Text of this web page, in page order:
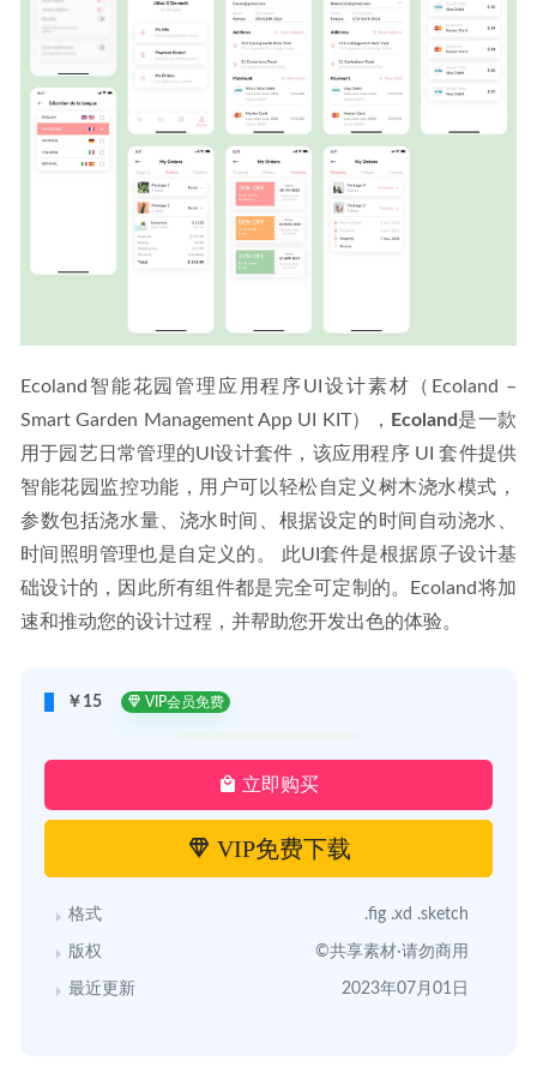
Ecoland智能花园管理应用程序UI设计素材（Ecoland –
Smart Garden Management App UI KIT）， Ecoland是一款
用于园艺日常管理的UI设计套件，该应用程序 UI 套件提供
智能花园监控功能，用户可以轻松自定义树木浇水模式，
参数包括浇水量、浇水时间、根据设定的时间自动浇水、
时间照明管理也是自定义的。 此UI套件是根据原子设计基
础设计的，因此所有组件都是完全可定制的。Ecoland将加
速和推动您的设计过程，并帮助您开发出色的体验。
￥15 VIP会员免费
立即购买
VIP免费下载
格式 .fig .xd .sketch
版权 ©共享素材·请勿商用
最近更新 2023年07月01日